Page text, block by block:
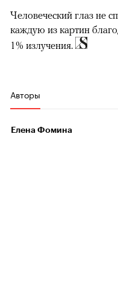
Человеческий глаз не
каждую из картин
1% излучения.
Авторы
Елена Фомина